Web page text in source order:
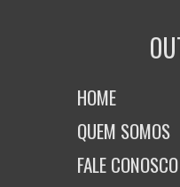
HOME
QUEM SOMOS
FALE CONOSCO